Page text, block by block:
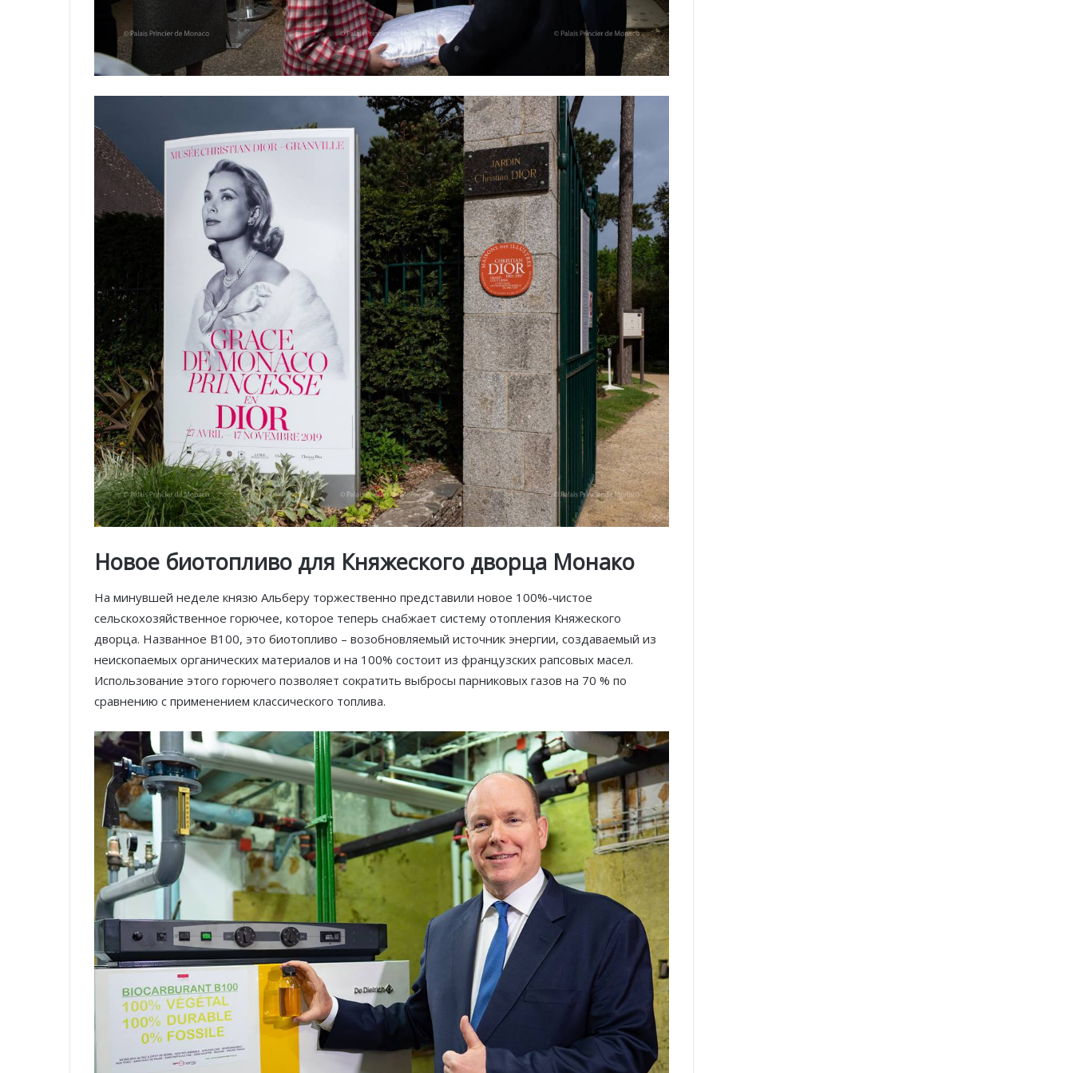
Новое биотопливо для Княжеского дворца Монако
На минувшей неделе князю Альберу торжественно представили новое 100%-чистое
сельскохозяйственное горючее, которое теперь снабжает систему отопления Княжеского
дворца. Названное В100, это биотопливо – возобновляемый источник энергии, создаваемый из
неископаемых органических материалов и на 100% состоит из французских рапсовых масел.
Использование этого горючего позволяет сократить выбросы парниковых газов на 70 % по
сравнению с применением классического топлива.